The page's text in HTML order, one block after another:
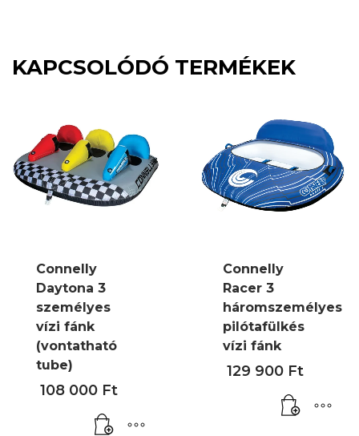
KAPCSOLÓDÓ TERMÉKEK
Connelly
Daytona 3
személyes
vízi fánk
(vontatható
tube)
108 000 Ft
Connelly
Racer 3
háromszemélyes
pilótafülkés
vízi fánk
129 900 Ft